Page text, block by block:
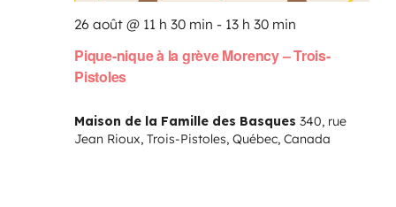
Pique-nique à la grève Morency – Trois-
Pistoles
26 août @ 11 h 30 min - 13 h 30 min
Maison de la Famille des Basques 340, rue
Jean Rioux, Trois-Pistoles, Québec, Canada